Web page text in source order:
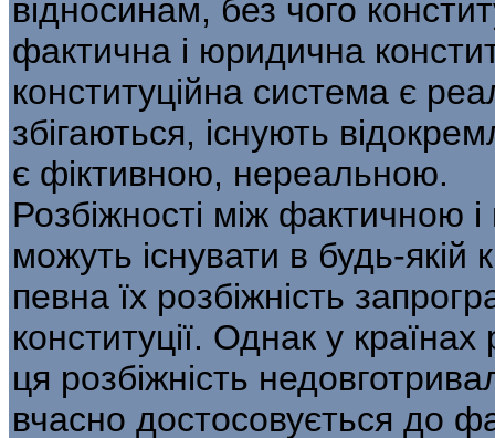
відносинам, без чого
фактична і юридична
конституційна система є
збігаються, існують
є фіктивною, нереальною.
Розбіжності між фактичною
можуть існувати в будь-якій
певна їх розбіжність
конституції. Однак у
ця розбіжність
вчасно достосовується до